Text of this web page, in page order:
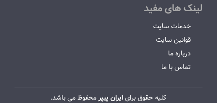
لینک های مفید
خدمات سایت
قوانین سایت
درباره ما
تماس با ما
کلیه حقوق برایایران پیپرمحفوظ می باشد.